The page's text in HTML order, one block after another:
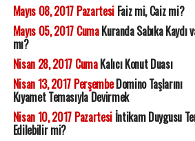
Mayıs 08, 2017 PazartesiFaiz mi, Caiz mi?
Mayıs 05, 2017 CumaKuranda Sabıka Kaydı
mı?
Nisan 28, 2017 CumaKalıcı Konut Duası
Nisan 13, 2017 PerşembeDomino Taşlarını
Kıyamet Temasıyla Devirmek
Nisan 10, 2017 Pazartesiİntikam Duygusu
Edilebilir mi?